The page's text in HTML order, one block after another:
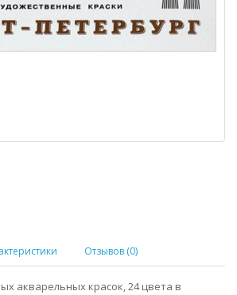
Отзывов (0)
акварельных красок, 24 цвета в